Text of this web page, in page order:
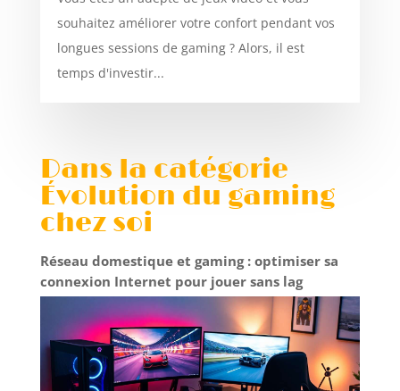
souhaitez améliorer votre confort pendant vos
longues sessions de gaming ? Alors, il est
temps d'investir...
Dans la catégorie
Évolution du gaming
chez soi
Réseau domestique et gaming : optimiser sa
connexion Internet pour jouer sans lag